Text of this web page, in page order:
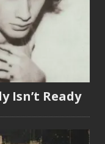
Isn’t Ready